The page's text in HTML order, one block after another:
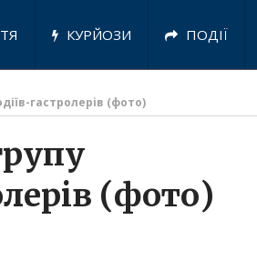
КУРЙОЗИ ПОДІЇ
гастролерів (фото)
(фото)